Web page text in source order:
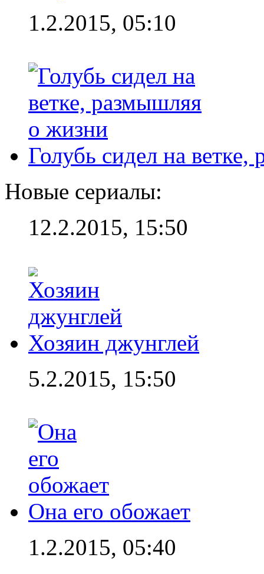
1.2.2015, 05:10
Голубь сидел на
Новые сериалы:
12.2.2015, 15:50
Хозяин джунглей
5.2.2015, 15:50
Она его обожает
1.2.2015, 05:40